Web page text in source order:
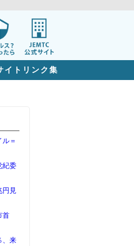
イトリンク集
＝
紀委
円見
首
、来